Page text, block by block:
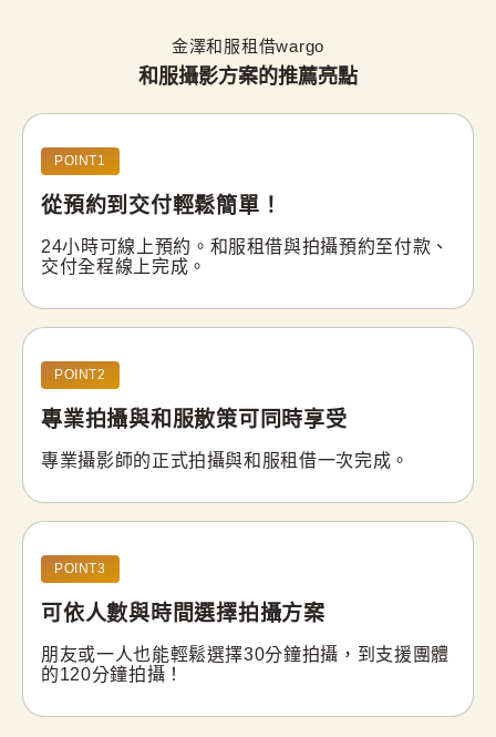
金澤和服租借wargo
和服攝影方案的推薦亮點
POINT1
從預約到交付輕鬆簡單！
24小時可線上預約。和服租借與拍攝預約至付款、
交付全程線上完成。
POINT2
專業拍攝與和服散策可同時享受
專業攝影師的正式拍攝與和服租借一次完成。
POINT3
可依人數與時間選擇拍攝方案
朋友或一人也能輕鬆選擇30分鐘拍攝，到支援團體
的120分鐘拍攝！